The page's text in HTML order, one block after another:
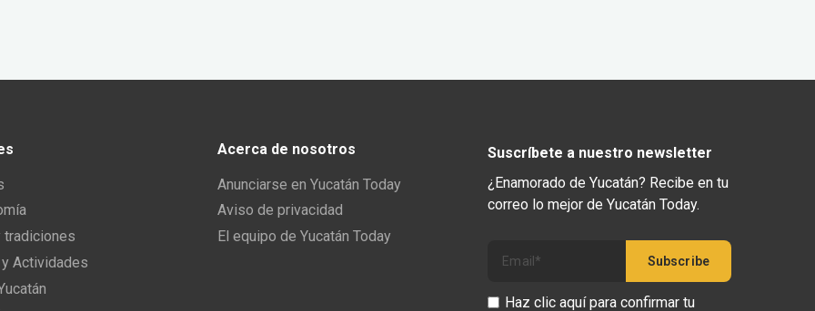
tradiciones
Actividades
Acerca de nosotros
Anunciarse en Yucatán Today
Aviso de privacidad
El equipo de Yucatán Today
Suscríbete a nuestro newsletter
¿Enamorado de Yucatán? Recibe en tu
correo lo mejor de Yucatán Today.
Haz clic aquí para confirmar tu